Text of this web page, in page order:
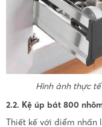
Hình ảnh thực
2.2. Kệ úp bát 800
Thiết kế với điểm nhấn